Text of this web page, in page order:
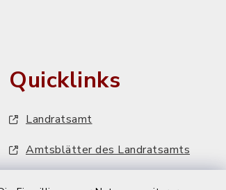
Quicklinks
Landratsamt
Amtsblätter des Landratsamts